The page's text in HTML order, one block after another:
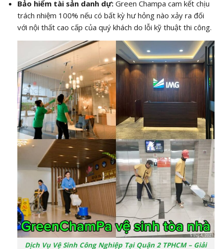
Bảo hiểm tài sản danh dự:Green Champa cam kết chịu
trách nhiệm 100% nếu có bất kỳ hư hỏng nào xảy ra đối
với nội thất cao cấp của quý khách do lỗi kỹ thuật thi công.
Dịch Vụ Vệ Sinh Công Nghiệp Tại Quận 2 TPHCM – Giải